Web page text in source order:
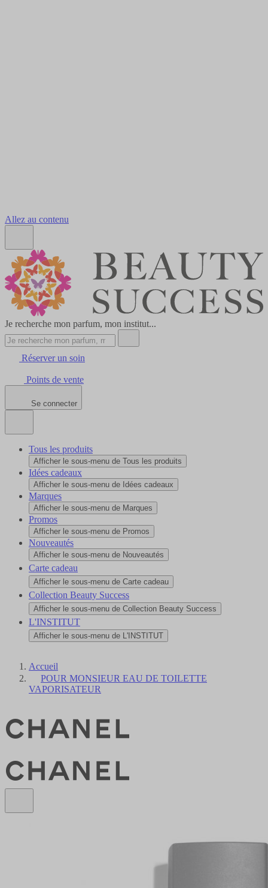
Allez au contenu
Je recherche mon parfum, mon institut...
Réserver un soin
Points de vente
Se connecter
Tous les produits
Afficher le sous-menu de Tous les produits
Idées cadeaux
Afficher le sous-menu de Idées cadeaux
Marques
Afficher le sous-menu de Marques
Promos
Afficher le sous-menu de Promos
Nouveautés
Afficher le sous-menu de Nouveautés
Carte cadeau
Afficher le sous-menu de Carte cadeau
Collection Beauty Success
Afficher le sous-menu de Collection Beauty Success
L'INSTITUT
Afficher le sous-menu de L'INSTITUT
Accueil
POUR MONSIEUR EAU DE TOILETTE
VAPORISATEUR